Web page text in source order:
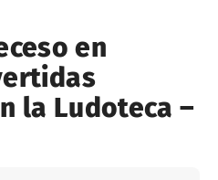
en
la Ludoteca –